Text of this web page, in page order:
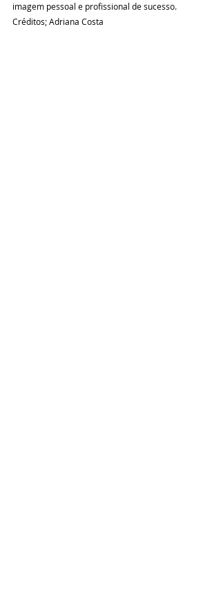
imagem pessoal e profissional de sucesso.
Créditos; Adriana Costa